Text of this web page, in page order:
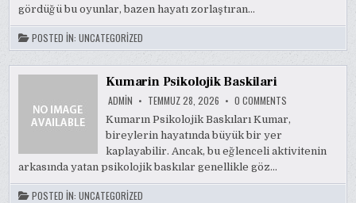
gördüğü bu oyunlar, bazen hayatı zorlaştıran…
POSTED IN:UNCATEGORIZED
Kumarin Psikolojik Baskilari
ADMIN TEMMUZ 28, 2026 0 COMMENTS
PSIKOLOJIK
BASKILARI
Kumarın Psikolojik Baskıları Kumar,
bireylerin hayatında büyük bir yer
kaplayabilir. Ancak, bu eğlenceli aktivitenin
arkasında yatan psikolojik baskılar genellikle göz…
POSTED IN:UNCATEGORIZED